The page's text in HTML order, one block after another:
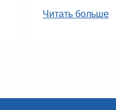
Читать больше